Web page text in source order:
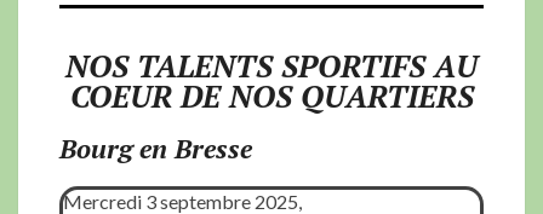
NOS TALENTS SPORTIFS AU
COEUR DE NOS QUARTIERS
Bourg en Bresse
Mercredi 3 septembre 2025,